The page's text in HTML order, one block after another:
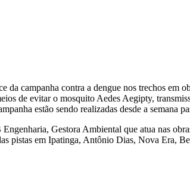
campanha contra a dengue nos trechos em
de evitar o mosquito Aedes Aegipty,
estão sendo realizadas desde a semana
Gestora Ambiental que atua nas
pistas em Ipatinga, Antônio Dias, Nova Era,